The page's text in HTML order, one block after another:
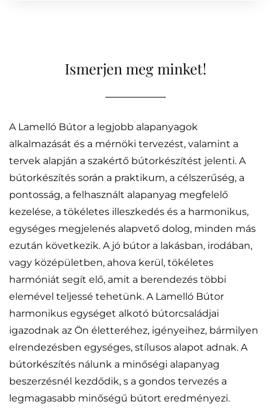
Ismerjen meg minket!
A Lamelló Bútor a legjobb alapanyagok
alkalmazását és a mérnöki tervezést, valamint a
tervek alapján a szakértő bútorkészítést jelenti. A
bútorkészítés során a praktikum, a célszerűség, a
pontosság, a felhasznált alapanyag megfelelő
kezelése, a tökéletes illeszkedés és a harmonikus,
egységes megjelenés alapvető dolog, minden más
ezután következik. A jó bútor a lakásban, irodában,
vagy középületben, ahova kerül, tökéletes
harmóniát segít elő, amit a berendezés többi
elemével teljessé tehetünk. A Lamelló Bútor
harmonikus egységet alkotó bútorcsaládjai
igazodnak az Ön életteréhez, igényeihez, bármilyen
elrendezésben egységes, stílusos alapot adnak. A
bútorkészítés nálunk a minőségi alapanyag
beszerzésnél kezdődik, s a gondos tervezés a
legmagasabb minőségű bútort eredményezi.